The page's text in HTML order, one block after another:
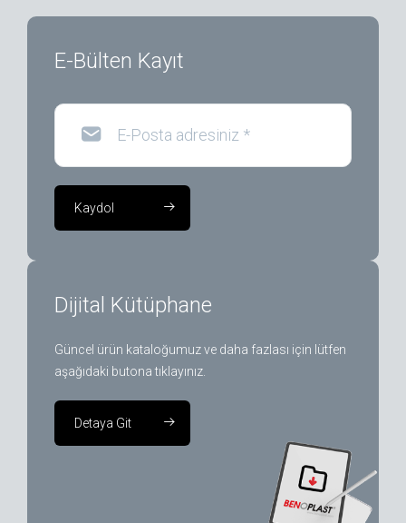
E-Bülten Kayıt
E-Posta adresiniz *
Kaydol
Dijital Kütüphane
Güncel ürün kataloğumuz ve daha fazlası için lütfen
aşağıdaki butona tıklayınız.
Detaya Git